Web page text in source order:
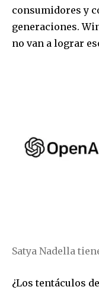
consumidores y
generaciones.
no van a lograr
Satya Nadella
¿Los tentáculos